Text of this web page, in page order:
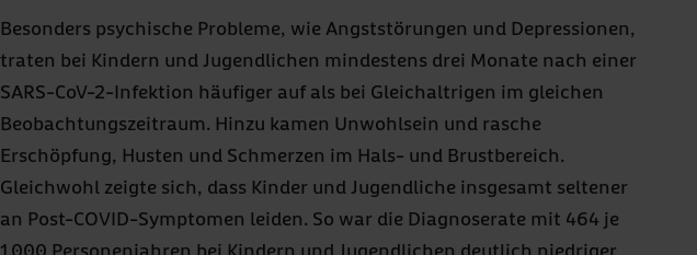
Besonders psychische Probleme, wie Angststörungen und Depressionen,
traten bei Kindern und Jugendlichen mindestens drei Monate nach einer
SARS-CoV-2-Infektion häufiger auf als bei Gleichaltrigen im gleichen
Beobachtungszeitraum. Hinzu kamen Unwohlsein und rasche
Erschöpfung, Husten und Schmerzen im Hals- und Brustbereich.
Gleichwohl zeigte sich, dass Kinder und Jugendliche insgesamt seltener
an Post-COVID-Symptomen leiden. So war die Diagnoserate mit 464 je